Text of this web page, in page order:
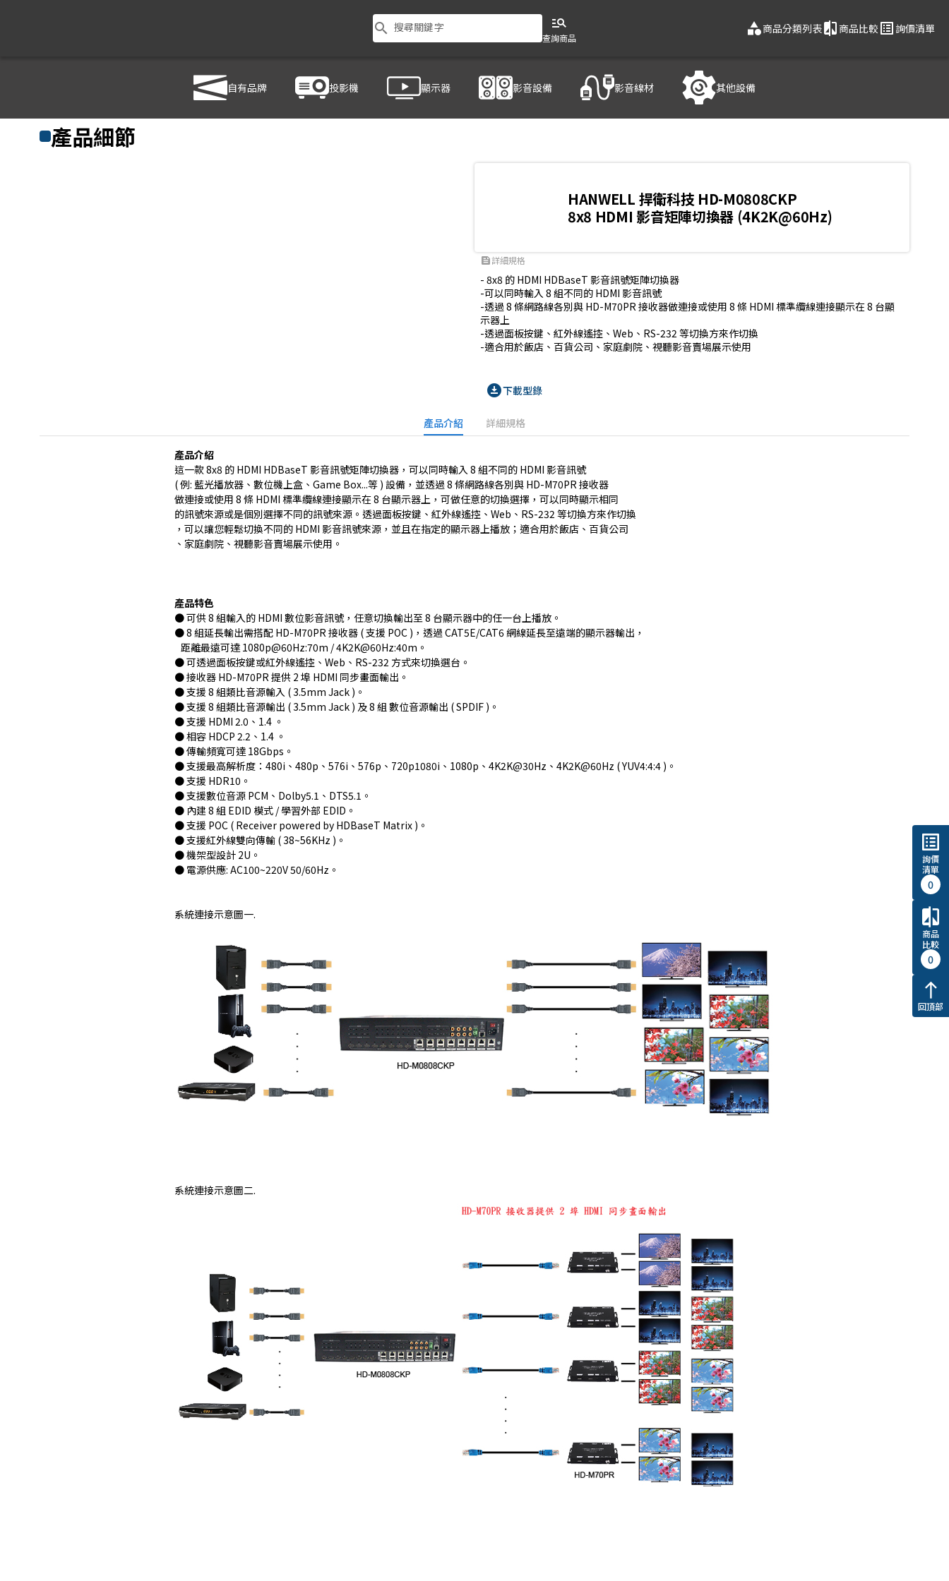
search 搜尋關鍵字 manage_search
查詢商品
category商品分類列表compare商品比較 list_alt 詢價清單
自有品牌 投影機 顯示器 影音設備 影音線材 其他設備
/ HANWELL 捍衛科技 HD-M0808CKP
產品細節
HANWELL 捍衛科技 HD-M0808CKP
8x8 HDMI 影音矩陣切換器 (4K2K@60Hz)
feed詳細規格
- 8x8 的 HDMI HDBaseT 影音訊號矩陣切換器
-可以同時輸入 8 組不同的 HDMI 影音訊號
-透過 8 條網路線各別與 HD-M70PR 接收器做連接或使用 8 條 HDMI 標準纜線連接顯示在 8 台顯
示器上
-透過面板按鍵、紅外線遙控、Web、RS-232 等切換方來作切換
download_for_offline下載型錄
產品介紹 詳細規格
產品介紹
這一款 8x8 的 HDMI HDBaseT 影音訊號矩陣切換器，可以同時輸入 8 組不同的 HDMI 影音訊號
( 例: 藍光播放器、數位機上盒、Game Box...等 ) 設備，並透過 8 條網路線各別與 HD-M70PR 接收器
做連接或使用 8 條 HDMI 標準纜線連接顯示在 8 台顯示器上，可做任意的切換選擇，可以同時顯示相同
的訊號來源或是個別選擇不同的訊號來源。透過面板按鍵、紅外線遙控、Web、RS-232 等切換方來作切換
，可以讓您輕鬆切換不同的 HDMI 影音訊號來源，並且在指定的顯示器上播放；適合用於飯店、百貨公司
、家庭劇院、視聽影音賣場展示使用。
產品特色
● 可供 8 組輸入的 HDMI 數位影音訊號，任意切換輸出至 8 台顯示器中的任一台上播放。
● 8 組延長輸出需搭配 HD-M70PR 接收器 ( 支援 POC )，透過 CAT5E/CAT6 網線延長至遠端的顯示器輸出，
距離最遠可達 1080p@60Hz:70m / 4K2K@60Hz:40m。
● 可透過面板按鍵或紅外線遙控、Web、RS-232 方式來切換選台。
● 接收器 HD-M70PR 提供 2 埠 HDMI 同步畫面輸出。
● 支援 8 組類比音源輸入 ( 3.5mm Jack )。
● 支援 8 組類比音源輸出 ( 3.5mm Jack ) 及 8 組 數位音源輸出 ( SPDIF )。
● 支援 HDMI 2.0、1.4 。
● 相容 HDCP 2.2、1.4 。
● 傳輸頻寬可達 18Gbps。
● 支援最高解析度：480i、480p、576i、576p、720p1080i、1080p、4K2K@30Hz、4K2K@60Hz ( YUV4:4:4 )。
● 支援 HDR10。
● 支援數位音源 PCM、Dolby5.1、DTS5.1。
● 內建 8 組 EDID 模式 / 學習外部 EDID。
● 支援 POC ( Receiver powered by HDBaseT Matrix )。
● 支援紅外線雙向傳輸 ( 38~56KHz )。
● 機架型設計 2U。
● 電源供應: AC100~220V 50/60Hz。
系統連接示意圖一.
系統連接示意圖二.
list_alt
詢價
清單
0
compare
商品
比較
0
north
回頂部